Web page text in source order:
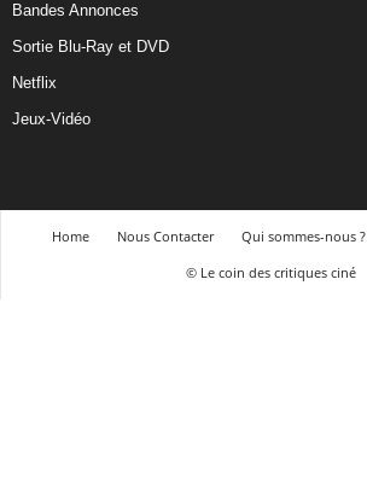
Bandes Annonces
Sortie Blu-Ray et DVD
Netflix
Jeux-Vidéo
Home Nous Contacter Qui sommes-nous ?
© Le coin des critiques ciné